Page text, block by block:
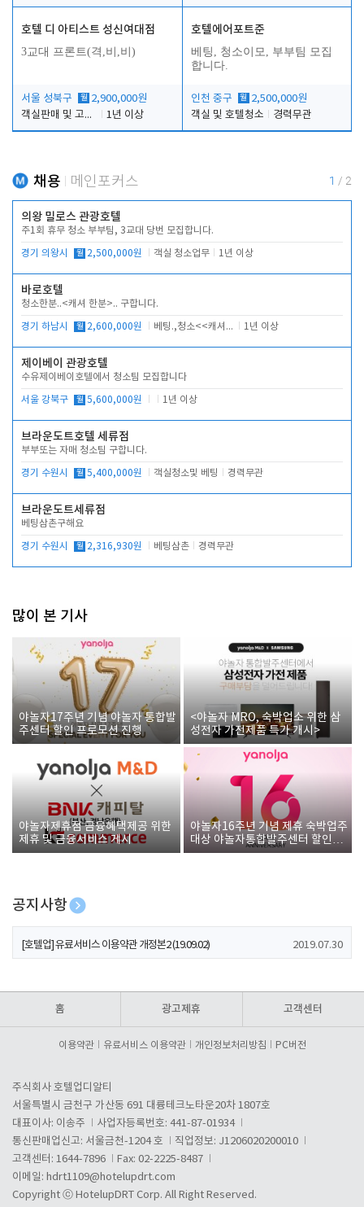
호텔 디 아티스트 성신여대점
3교대 프론트(격,비,비)
서울 성북구 월 2,900,000원
객실판매 및 고객응대
1년 이상
호텔에어포트준
베팅, 청소이모, 부부팀 모집
합니다.
인천 중구 월 2,500,000원
객실 및 호텔청소
경력무관
채용 메인포커스 1 / 2
의왕 밀로스 관광호텔
주1회 휴무 청소 부부팀, 3교대 당번 모집합니다.
경기 의왕시 월 2,500,000원 객실 청소업무 1년 이상
바로호텔
청소한분..<캐셔 한분>.. 구합니다.
경기 하남시 월 2,600,000원 베팅.,청소<<캐셔 모셔봅니다. 1년 이상
제이베이 관광호텔
수유제이베이호텔에서 청소팀 모집합니다
서울 강북구 월 5,600,000원 1년 이상
브라운도트호텔 세류점
부부또는 자매 청소팀 구합니다.
경기 수원시 월 5,400,000원 객실청소및 베팅 경력무관
브라운도트세류점
베팅삼촌구해요
경기 수원시 월 2,316,930원 베팅삼촌 경력무관
많이 본 기사
야놀자17주년 기념 야놀자 통합발
주센터 할인 프로모션 진행
<야놀자 MRO, 숙박업소 위한 삼
성전자 가전제품 특가 개시>
야놀자제휴점 금융혜택제공 위한
제휴 및 금융서비스 게시
야놀자16주년 기념 제휴 숙박업주
대상 야놀자통합발주센터 할인쿠
폰 증정
공지사항
[호텔업] 개인정보 처리방침 개정본1 (19.09.02)
[호텔업] 유료서비스 이용약관 개정본2 (19.09.02) 2019.07.30
홈 광고제휴 고객센터
이용약관 유료서비스 이용약관 개인정보처리방침 PC버전
주식회사 호텔업디알티
서울특별시 금천구 가산동 691 대륭테크노타운20차 1807호
대표이사: 이송주
사업자등록번호: 441-87-01934
통신판매업신고: 서울금천-1204 호
직업정보: J1206020200010
고객센터: 1644-7896
Fax: 02-2225-8487
이메일: hdrt1109@hotelupdrt.com
Copyright ⓒ HotelupDRT Corp. All Right Reserved.